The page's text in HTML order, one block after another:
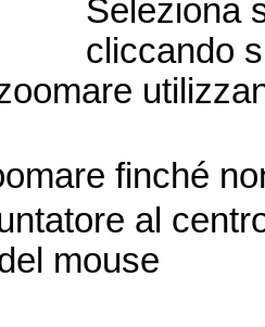
Seleziona
cliccando
finché
al
mouse